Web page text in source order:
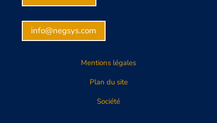
info@negsys.com
Mentions légales
Plan du site
Société